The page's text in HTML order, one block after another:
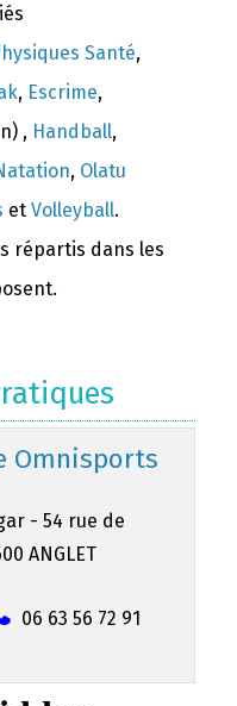
Santé,
, Escrime,
, Handball,
, Olatu
et Volleyball.
répartis dans les
Omnisports
- 54 rue de
ANGLET
06 63 56 72 91